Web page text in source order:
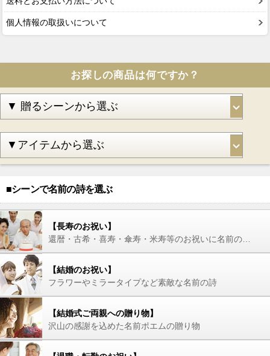
個人情報の取扱いについて
お探しの商品は何ですか？
■シーンで名前の詩を選ぶ
【長寿のお祝い】
【結婚のお祝い】
フラワーやミラータイプなど素敵な名前の詩
【結婚式ご両親への贈り物】
沢山の感謝を込めた名前ポエムの贈り物